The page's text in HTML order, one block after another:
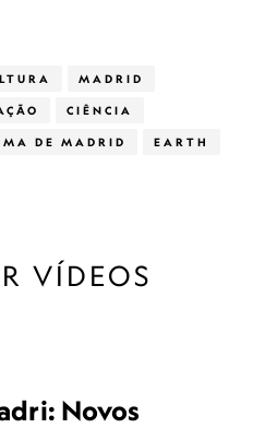
MADRID
CIÊNCIA
DE MADRID EARTH
VÍDEOS
Novos